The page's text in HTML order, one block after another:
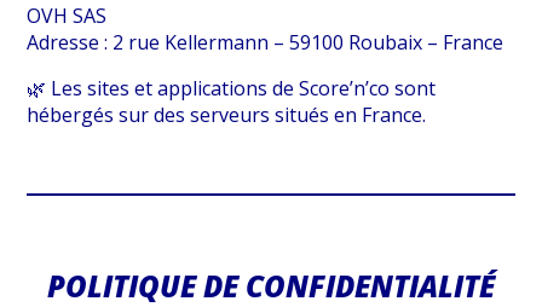
OVH SAS
Adresse : 2 rue Kellermann – 59100 Roubaix – France
🌿 Les sites et applications de Score’n’co sont
hébergés sur des serveurs situés en France.
POLITIQUE DE CONFIDENTIALITÉ